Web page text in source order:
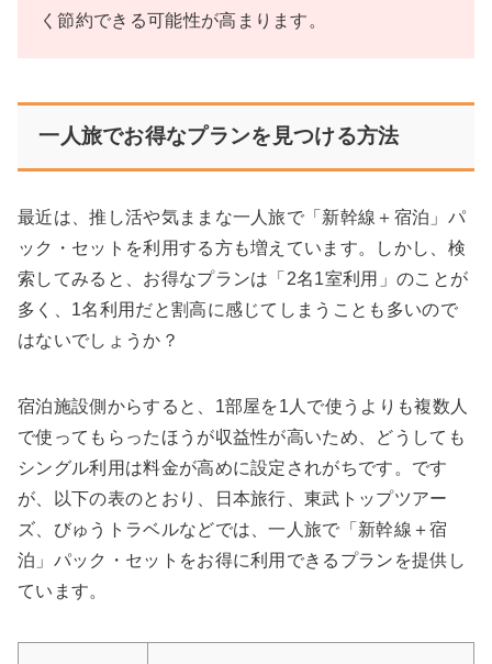
く節約できる可能性が高まります。
一人旅でお得なプランを見つける方法
最近は、推し活や気ままな一人旅で「新幹線＋宿泊」パ
ック・セットを利用する方も増えています。しかし、検
索してみると、お得なプランは「2名1室利用」のことが
多く、1名利用だと割高に感じてしまうことも多いので
はないでしょうか？
宿泊施設側からすると、1部屋を1人で使うよりも複数人
で使ってもらったほうが収益性が高いため、どうしても
シングル利用は料金が高めに設定されがちです。です
が、以下の表のとおり、日本旅行、東武トップツアー
ズ、びゅうトラベルなどでは、一人旅で「新幹線＋宿
泊」パック・セットをお得に利用できるプランを提供し
ています。